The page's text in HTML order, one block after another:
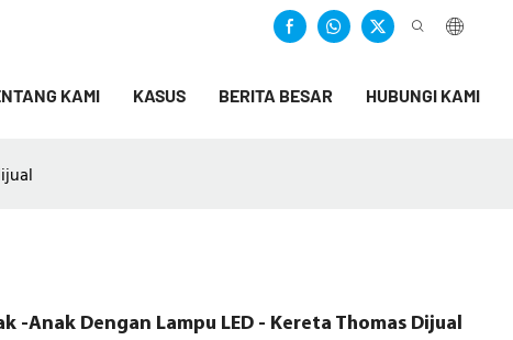
KAMI KASUS BERITA BESAR HUBUNGI KAMI
-anak Dengan Lampu LED - Kereta Thomas Dijual